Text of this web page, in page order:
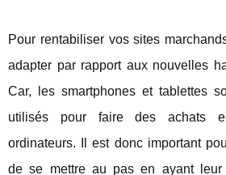
Pour rentabiliser vos sites
adapter par rapport aux nouvelles
Car, les smartphones et tablettes
utilisés pour faire des achats
ordinateurs. Il est donc important
de se mettre au pas en ayant leur